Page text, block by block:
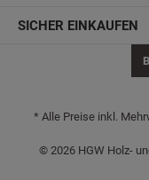
SICHER EINKAUFEN
* Alle Preise inkl.
© 2026 HGW Holz-